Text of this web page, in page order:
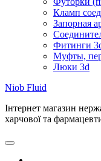
Кламп
Запорная
Фитинги
Муфты,
Люки 3d
Niob Fluid
Інтернет магазин
харчової та